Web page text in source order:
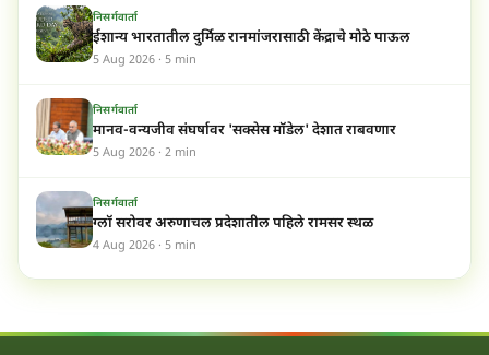
निसर्गवार्ता
ईशान्य भारतातील दुर्मिळ रानमांजरासाठी केंद्राचे मोठे पाऊल
5 Aug 2026 · 5 min
निसर्गवार्ता
मानव-वन्यजीव संघर्षावर 'सक्सेस मॉडेल' देशात राबवणार
5 Aug 2026 · 2 min
निसर्गवार्ता
ग्लॉ सरोवर अरुणाचल प्रदेशातील पहिले रामसर स्थळ
4 Aug 2026 · 5 min